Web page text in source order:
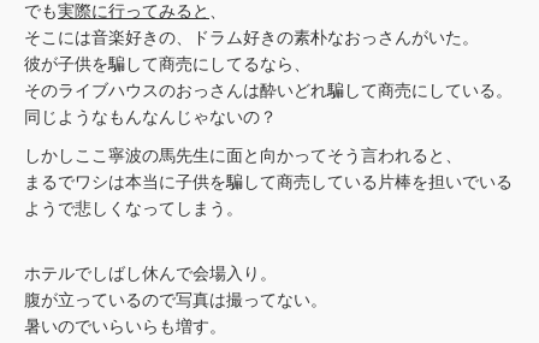
でも実際に行ってみると 、
そこには音楽好きの、ドラム好きの素朴なおっさんがいた。
彼が子供を騙して商売にしてるなら、
そのライブハウスのおっさんは酔いどれ騙して商売にしている。
同じようなもんなんじゃないの？
しかしここ寧波の馬先生に面と向かってそう言われると、
まるでワシは本当に子供を騙して商売している片棒を担いでいる
ようで悲しくなってしまう。
ホテルでしばし休んで会場入り。
腹が立っているので写真は撮ってない。
暑いのでいらいらも増す。